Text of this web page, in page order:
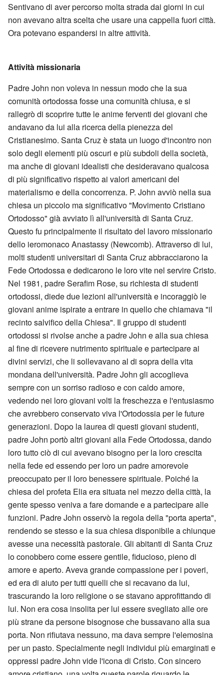
Sentivano di aver percorso molta strada dai giorni in cui
non avevano altra scelta che usare una cappella fuori città.
Ora potevano espandersi in altre attività.
Attività missionaria
Padre John non voleva in nessun modo che la sua
comunità ortodossa fosse una comunità chiusa, e si
rallegrò di scoprire tutte le anime ferventi dei giovani che
andavano da lui alla ricerca della pienezza del
Cristianesimo. Santa Cruz è stata un luogo d'incontro non
solo degli elementi più oscuri e più subdoli della società,
ma anche di giovani idealisti che desideravano qualcosa
di più significativo rispetto ai valori americani del
materialismo e della concorrenza. P. John avviò nella sua
chiesa un piccolo ma significativo "Movimento Cristiano
Ortodosso" già avviato lì all'università di Santa Cruz.
Questo fu principalmente il risultato del lavoro missionario
dello ieromonaco Anastassy (Newcomb). Attraverso di lui,
molti studenti universitari di Santa Cruz abbracciarono la
Fede Ortodossa e dedicarono le loro vite nel servire Cristo.
Nel 1981, padre Serafim Rose, su richiesta di studenti
ortodossi, diede due lezioni all'università e incoraggiò le
giovani anime ispirate a entrare in quello che chiamava "il
recinto salvifico della Chiesa". Il gruppo di studenti
ortodossi si rivolse anche a padre John e alla sua chiesa
al fine di ricevere nutrimento spirituale e partecipare ai
divini servizi, che li sollevavano al di sopra della vita
mondana dell'università. Padre John gli accoglieva
sempre con un sorriso radioso e con caldo amore,
vedendo nei loro giovani volti la freschezza e l'entusiasmo
che avrebbero conservato viva l'Ortodossia per le future
generazioni. Dopo la laurea di questi giovani studenti,
padre John portò altri giovani alla Fede Ortodossa, dando
loro tutto ciò di cui avevano bisogno per la loro crescita
nella fede ed essendo per loro un padre amorevole
preoccupato per il loro benessere spirituale. Poiché la
chiesa del profeta Elia era situata nel mezzo della città, la
gente spesso veniva a fare domande e a partecipare alle
funzioni. Padre John osservò la regola della "porta aperta",
rendendo se stesso e la sua chiesa disponibile a chiunque
avesse una necessità pastorale. Gli abitanti di Santa Cruz
lo conobbero come essere gentile, fiducioso, pieno di
amore e aperto. Aveva grande compassione per i poveri,
ed era di aiuto per tutti quelli che si recavano da lui,
trascurando la loro religione o se stavano approfittando di
lui. Non era cosa insolita per lui essere svegliato alle ore
più strane da persone bisognose che bussavano alla sua
porta. Non rifiutava nessuno, ma dava sempre l'elemosina
per un pasto. Specialmente negli individui più emarginati e
oppressi padre John vide l'icona di Cristo. Con sincero